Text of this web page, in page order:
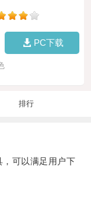
PC下载
排行
可以满足用户下